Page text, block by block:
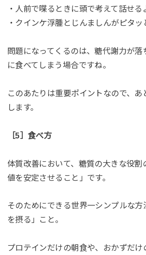
・人前で喋るときに頭で考えて話せる
・クインケ浮腫とじんましんがピタッ
問題になってくるのは、糖代謝力が落
に食べてしまう場合ですね。
このあたりは重要ポイントなので、あ
します。
［5］食べ方
体質改善において、糖質の大きな役割
値を安定させること」です。
そのためにできる世界一シンプルな
を摂る」こと。
プロテインだけの朝食や、おかずだけ